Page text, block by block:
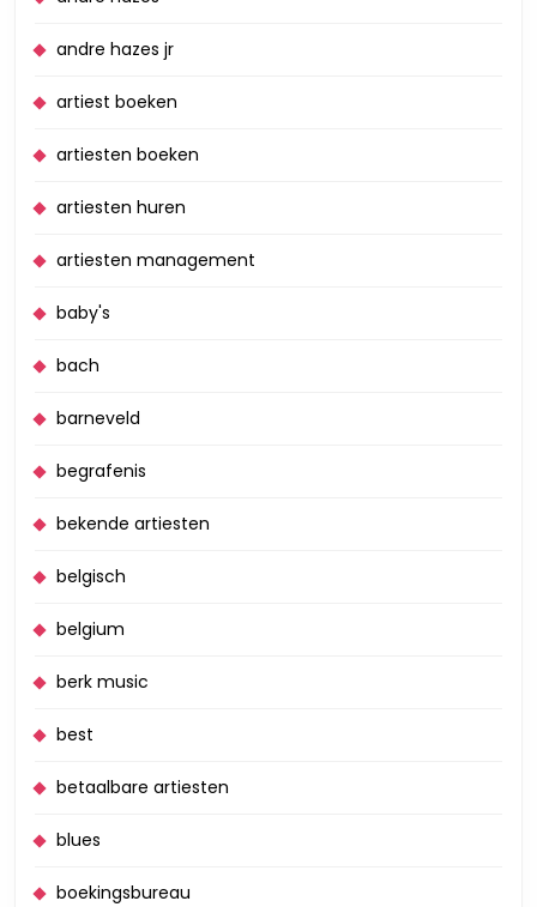
andre hazes jr
artiest boeken
artiesten boeken
artiesten huren
artiesten management
baby's
bach
barneveld
begrafenis
bekende artiesten
belgisch
belgium
berk music
best
betaalbare artiesten
blues
boekingsbureau